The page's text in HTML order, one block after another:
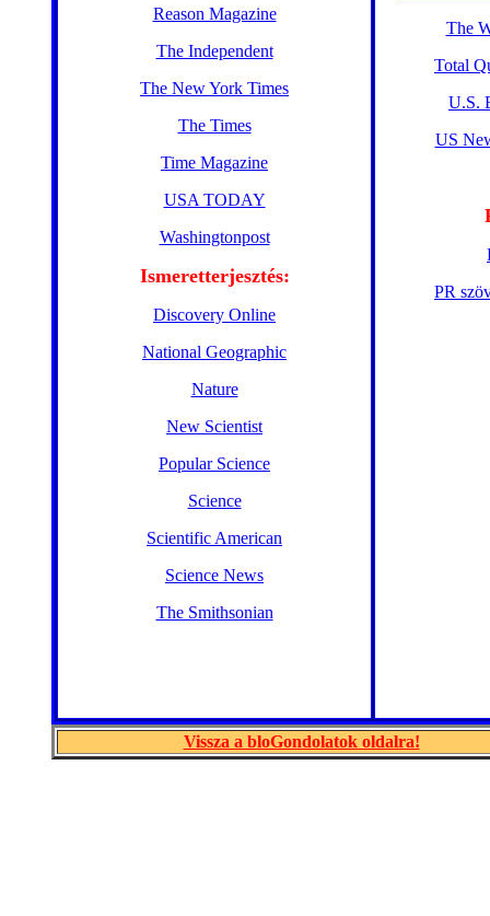
Reason Magazine
The Independent
The New York Times
The Times
Time Magazine
USA TODAY
Washingtonpost
Ismeretterjesztés:
Discovery Online
National Geographic
Nature
New Scientist
Popular Science
Science
Scientific American
Science News
The Smithsonian
The
Total
U.S.
US
PR
Vissza a bloGondolatok oldalra!